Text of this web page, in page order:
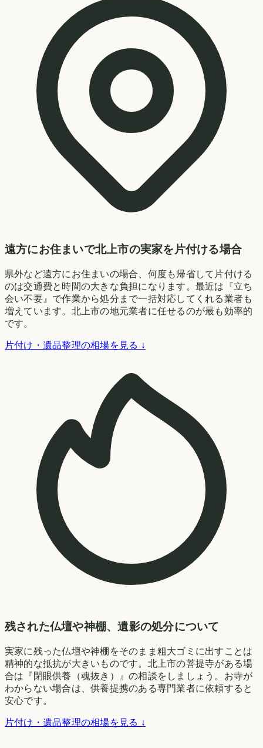
遠方にお住まいで北上市の実家を片付ける場合
県外など遠方にお住まいの場合、何度も帰省して片付ける
のは交通費と時間の大きな負担になります。最近は『立ち
会い不要』で作業から処分まで一括対応してくれる業者も
増えています。北上市の地元業者に任せるのが最も効率的
です。
片付け・遺品整理の相場を見る ↓
残された仏壇や神棚、遺影の処分について
実家に残った仏壇や神棚をそのまま粗大ゴミに出すことは
精神的な抵抗が大きいものです。北上市の菩提寺がある場
合は『閉眼供養（魂抜き）』の相談をしましょう。お寺が
わからない場合は、供養提携のある専門業者に依頼すると
安心です。
片付け・遺品整理の相場を見る ↓